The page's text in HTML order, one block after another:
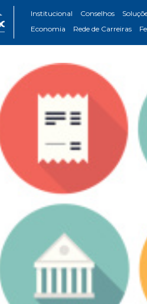
Institucional Conselhos
Economia
Rede de Carreiras